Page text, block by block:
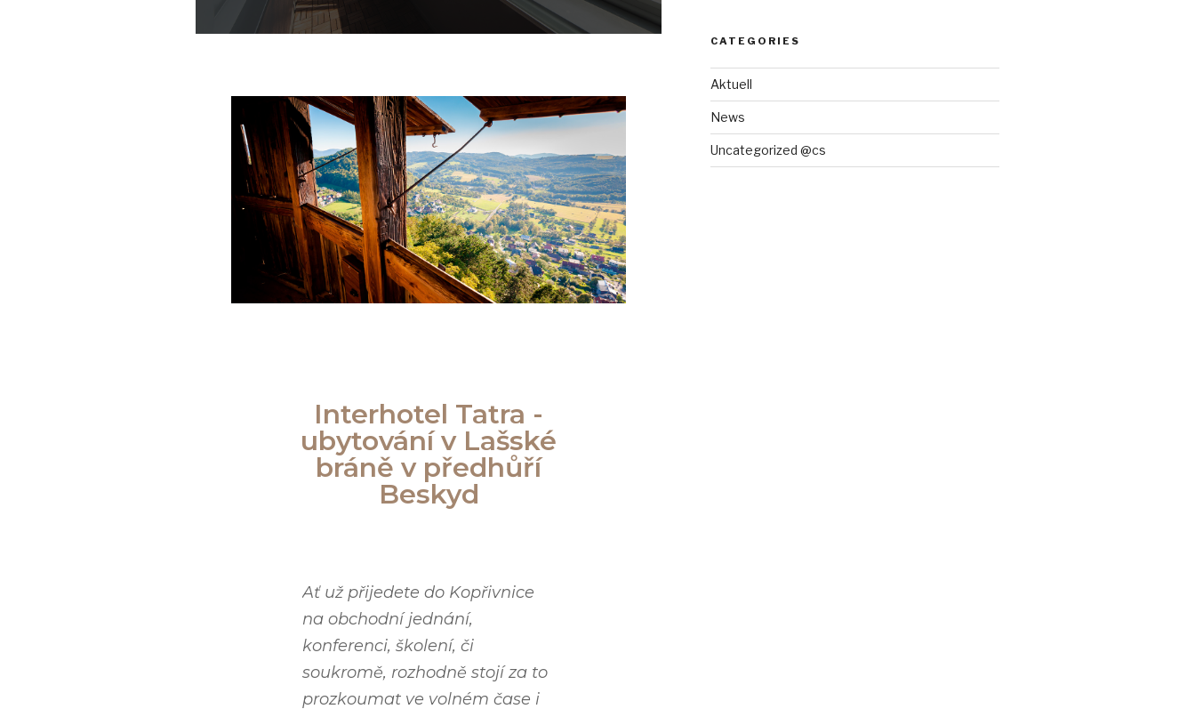
Interhotel Tatra -
ubytování v Lašské
bráně v předhůří
Beskyd
Ať už přijedete do Kopřivnice
na obchodní jednání,
konferenci, školení, či
soukromě, rozhodně stojí za to
prozkoumat ve volném čase i
CATEGORIES
Aktuell
News
Uncategorized @cs